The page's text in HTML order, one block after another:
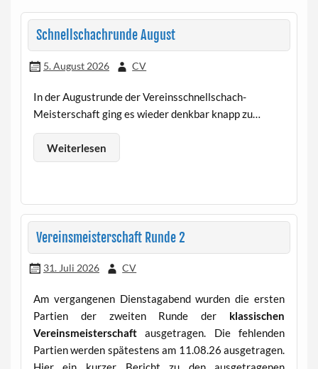
Schnellschachrunde August
5. August 2026 CV
In der Augustrunde der Vereinsschnellschach-
Meisterschaft ging es wieder denkbar knapp zu…
Weiterlesen
Vereinsmeisterschaft Runde 2
31. Juli 2026 CV
Am vergangenen Dienstagabend wurden die ersten
Partien der zweiten Runde der klassischen
Vereinsmeisterschaftausgetragen. Die fehlenden
Partien werden spätestens am 11.08.26 ausgetragen.